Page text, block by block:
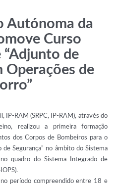
Autónoma da
Curso
de
Operações de
IP-RAM (SRPC, IP-RAM), através do
realizou a primeira formação
dos Corpos de Bombeiros para o
Segurança” no âmbito do Sistema
quadro do Sistema Integrado de
período compreendido entre 18 e